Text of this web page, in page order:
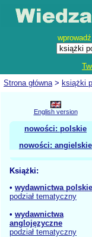
Strona główna> książki
English version
nowości: polskie
nowości: angielskie
Książki:
• wydawnictwa polskie
podział tematyczny
• wydawnictwa
anglojęzyczne
podział tematyczny